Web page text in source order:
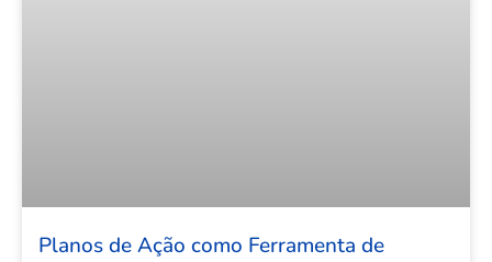
Planos de Ação como Ferramenta de